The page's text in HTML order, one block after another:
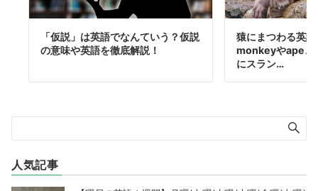
「仮説」は英語でなんていう？仮説
の意味や英語を徹底解説！
猿にまつわる英
monkeyやape、
にスラン…
人気記事